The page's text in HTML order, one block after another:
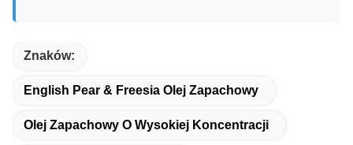
Znaków:
English Pear & Freesia Olej Zapachowy
Olej Zapachowy O Wysokiej Koncentracji